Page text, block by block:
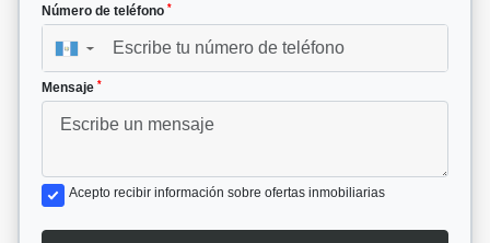
Número de teléfono *
▼
Mensaje *
Acepto recibir información sobre ofertas inmobiliarias